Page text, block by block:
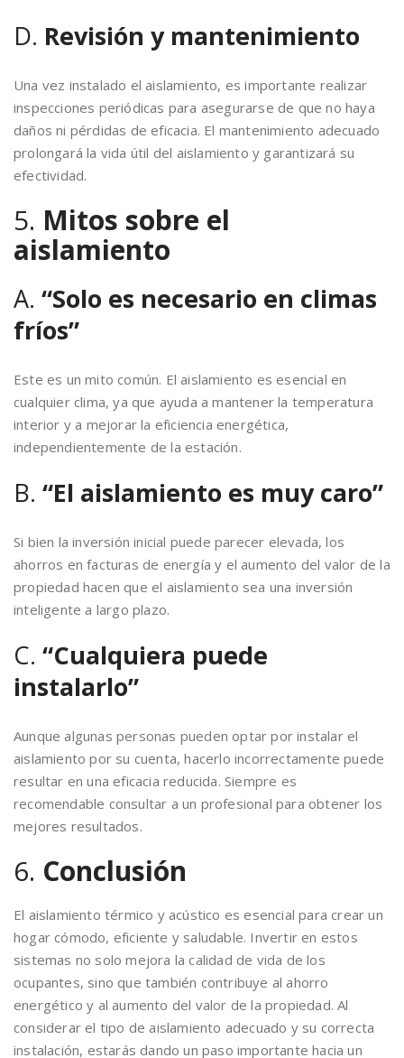
D. Revisión y mantenimiento
Una vez instalado el aislamiento, es importante realizar
inspecciones periódicas para asegurarse de que no haya
daños ni pérdidas de eficacia. El mantenimiento adecuado
prolongará la vida útil del aislamiento y garantizará su
efectividad.
5. Mitos sobre el
aislamiento
A. “Solo es necesario en climas
fríos”
Este es un mito común. El aislamiento es esencial en
cualquier clima, ya que ayuda a mantener la temperatura
interior y a mejorar la eficiencia energética,
independientemente de la estación.
B. “El aislamiento es muy caro”
Si bien la inversión inicial puede parecer elevada, los
ahorros en facturas de energía y el aumento del valor de la
propiedad hacen que el aislamiento sea una inversión
inteligente a largo plazo.
C. “Cualquiera puede
instalarlo”
Aunque algunas personas pueden optar por instalar el
aislamiento por su cuenta, hacerlo incorrectamente puede
resultar en una eficacia reducida. Siempre es
recomendable consultar a un profesional para obtener los
mejores resultados.
6. Conclusión
El aislamiento térmico y acústico es esencial para crear un
hogar cómodo, eficiente y saludable. Invertir en estos
sistemas no solo mejora la calidad de vida de los
ocupantes, sino que también contribuye al ahorro
energético y al aumento del valor de la propiedad. Al
considerar el tipo de aislamiento adecuado y su correcta
instalación, estarás dando un paso importante hacia un